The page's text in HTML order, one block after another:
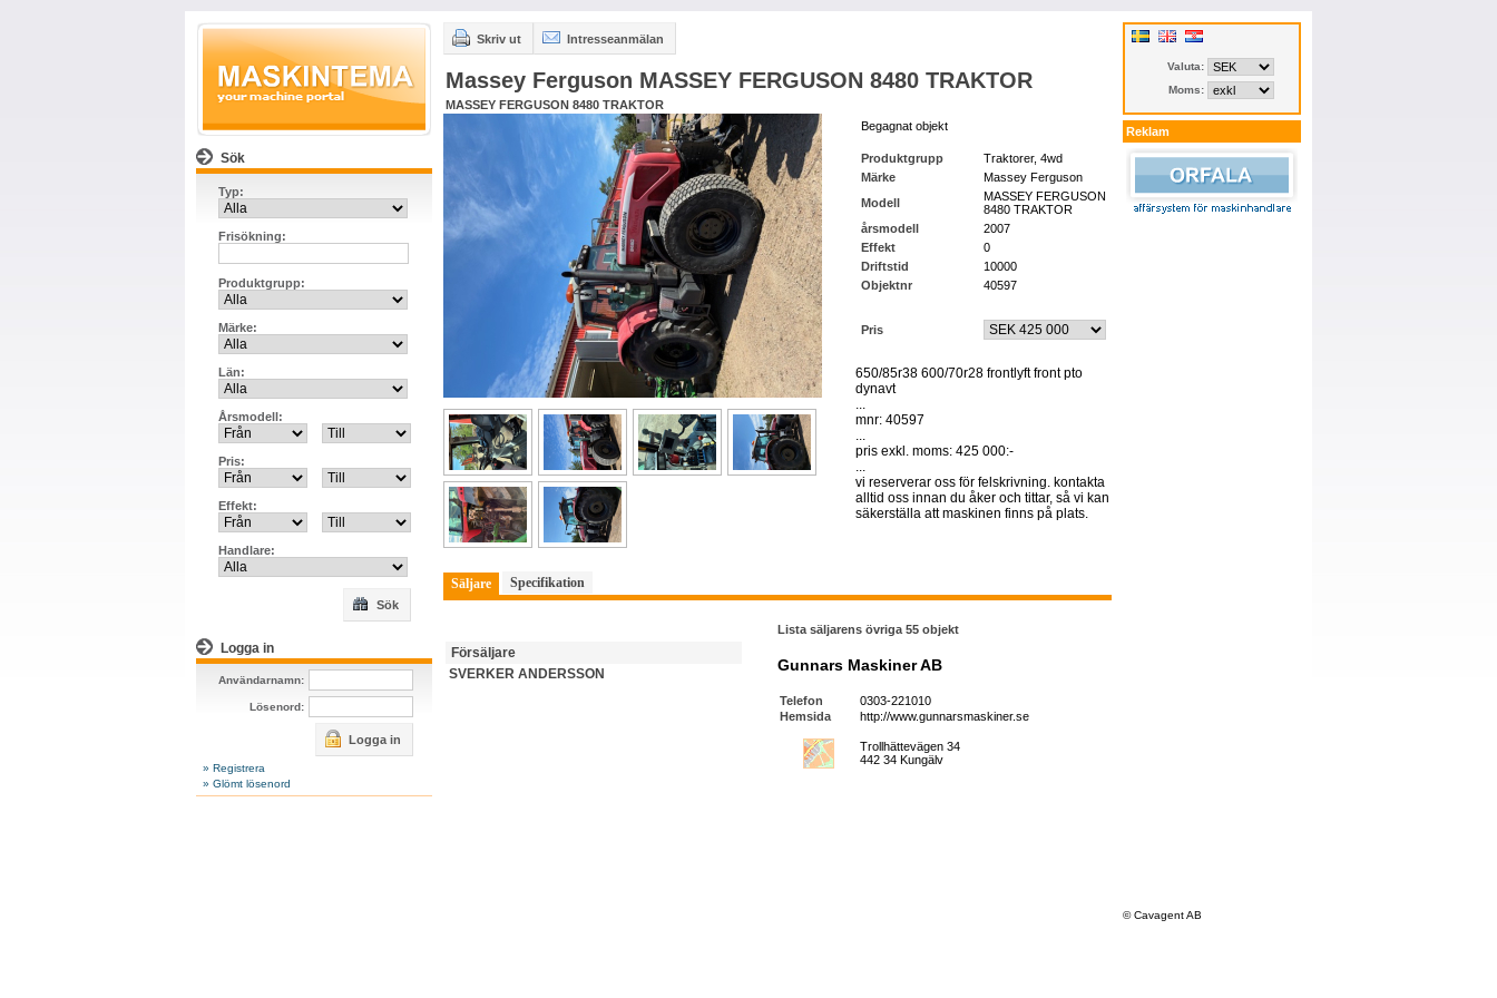
Sök
Typ:
Frisökning:
Produktgrupp:
Märke:
Län:
Årsmodell:
Pris:
Effekt:
Handlare:
Sök
Logga in
Användarnamn:
Lösenord:
Logga in
» Registrera
» Glömt lösenord
Skriv ut Intresseanmälan
Massey Ferguson MASSEY FERGUSON 8480 TRAKTOR
MASSEY FERGUSON 8480 TRAKTOR
Begagnat objekt
Produktgrupp
Traktorer, 4wd
Märke
Massey Ferguson
Modell
MASSEY FERGUSON
8480 TRAKTOR
årsmodell
2007
Effekt
0
Driftstid
10000
Objektnr
40597
Pris
650/85r38 600/70r28 frontlyft front pto
dynavt
...
mnr: 40597
...
pris exkl. moms: 425 000:-
...
vi reserverar oss för felskrivning. kontakta
alltid oss innan du åker och tittar, så vi kan
säkerställa att maskinen finns på plats.
Säljare Specifikation
Försäljare
SVERKER ANDERSSON
Lista säljarens övriga 55 objekt
Gunnars Maskiner AB
Telefon
0303-221010
Hemsida
http://www.gunnarsmaskiner.se
Trollhättevägen 34
442 34 Kungälv
Valuta:
Moms:
Reklam
© Cavagent AB